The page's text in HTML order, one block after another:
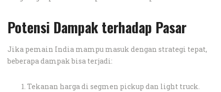
Potensi Dampak terhadap Pasar
Jika pemain India mampu masuk dengan strategi tepat,
beberapa dampak bisa terjadi:
Tekanan harga di segmen pickup dan light truck.